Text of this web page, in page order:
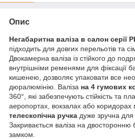
Опис
Негабаритна валіза в салон серії
підходить для довгих перельотів та
Двокамерна валіза із стійкого до
внутрішніми ременями для фіксації
кишенею, дозволяє упаковати все
дюралюмінію. Валіза на 4 гумових
360°, які забезпечують стійкість та
аеропортах, вокзалах або коридорах
телескопічна ручка дуже зручна
Закривається валіза на двосторонню
замком.